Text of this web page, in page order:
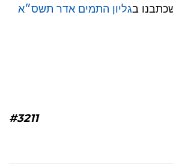
בגליון התמים אדר תשס״א
#3211